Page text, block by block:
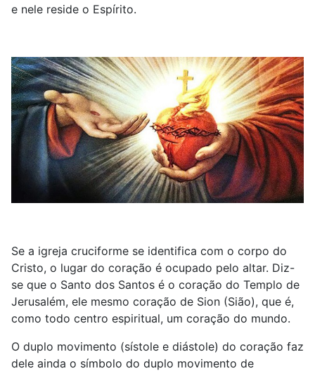
e nele reside o Espírito.
Se a igreja cruciforme se identifica com o corpo do
Cristo, o lugar do coração é ocupado pelo altar. Diz-
se que o Santo dos Santos é o coração do Templo de
Jerusalém, ele mesmo coração de Sion (Sião), que é,
como todo centro espiritual, um coração do mundo.
O duplo movimento (sístole e diástole) do coração faz
dele ainda o símbolo do duplo movimento de